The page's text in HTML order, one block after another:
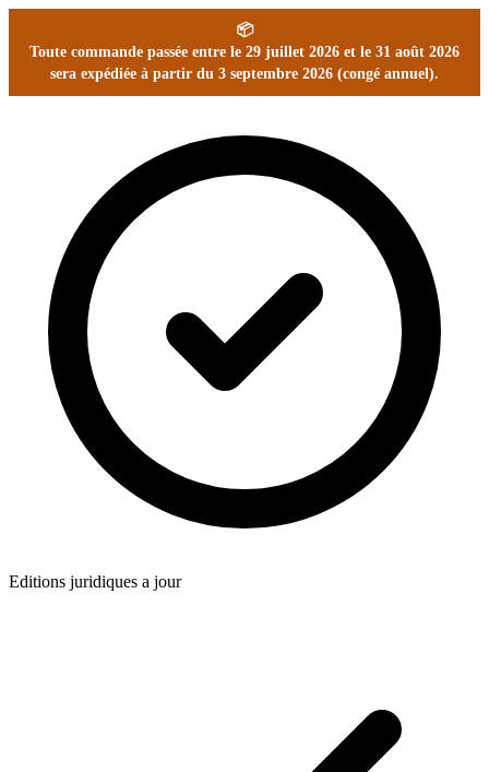
📦
Toute commande passée entre le 29 juillet 2026 et le 31 août 2026
sera expédiée à partir du 3 septembre 2026 (congé annuel).
Editions juridiques a jour